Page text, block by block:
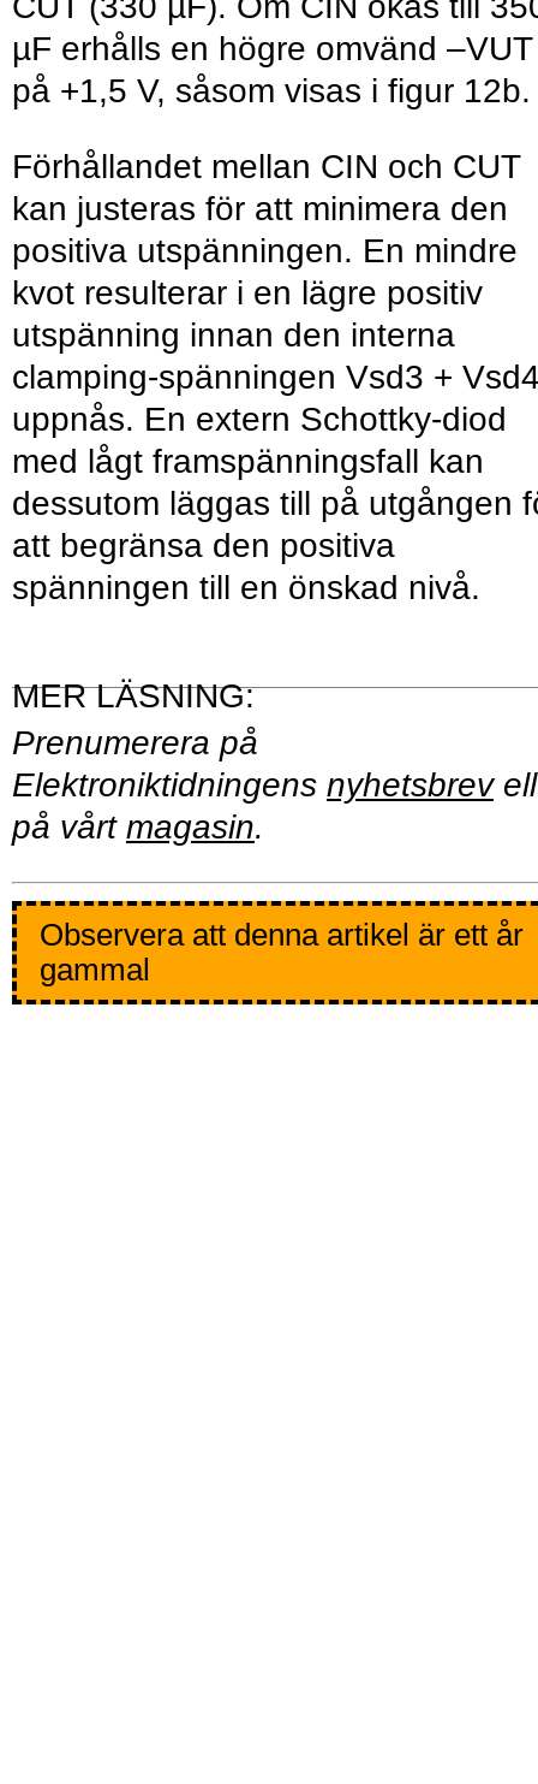
µF erhålls en högre omvänd –VUT
på +1,5 V, såsom visas i figur 12b.
Förhållandet mellan CIN och CUT
kan justeras för att minimera den
positiva utspänningen. En mindre
kvot resulterar i en lägre positiv
utspänning innan den interna
clamping-spänningen Vsd3 +
uppnås. En extern Schottky-diod
med lågt framspänningsfall kan
dessutom läggas till på utgången
att begränsa den positiva
spänningen till en önskad nivå.
Prenumerera på
Elektroniktidningens nyhetsbrev
på vårt magasin.
Observera att denna artikel är ett år
gammal